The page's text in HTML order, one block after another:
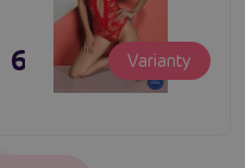
695 Kč Varianty